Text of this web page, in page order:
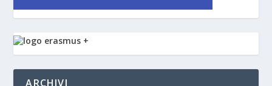
ARCHIVI